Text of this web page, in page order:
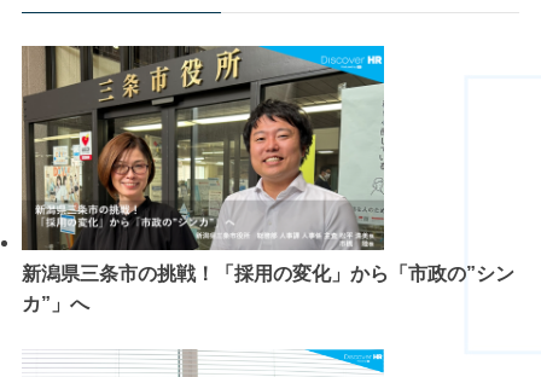
新潟県三条市の挑戦！「採用の変化」から「市政の”シン
カ”」へ